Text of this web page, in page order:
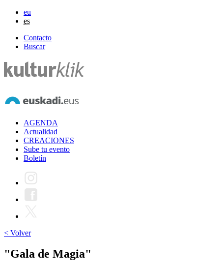
eu
es
Contacto
Buscar
AGENDA
Actualidad
CREACIONES
Sube tu evento
Boletín
< Volver
"Gala de Magia"